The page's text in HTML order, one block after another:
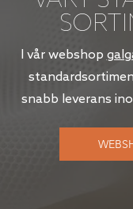
I vår webshop
snabb leverans